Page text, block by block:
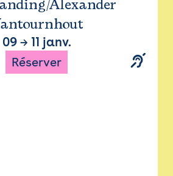
Alexander
09→ 11 janv.
Réserver